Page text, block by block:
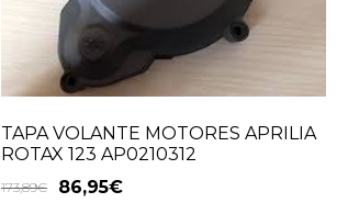
TAPA VOLANTE MOTORES APRILIA
ROTAX 123 AP0210312
173,89€ 86,95€